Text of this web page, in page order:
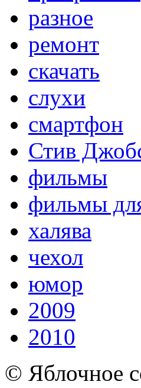
разное
ремонт
скачать
слухи
смартфон
Стив
фильмы
фильмы
халява
чехол
юмор
2009
2010
© Яблочное